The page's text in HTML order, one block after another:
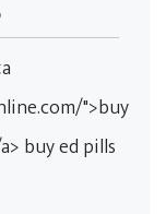
">buy
buy ed pills